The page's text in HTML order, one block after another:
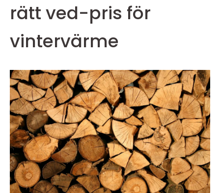
rätt ved-pris för
vintervärme